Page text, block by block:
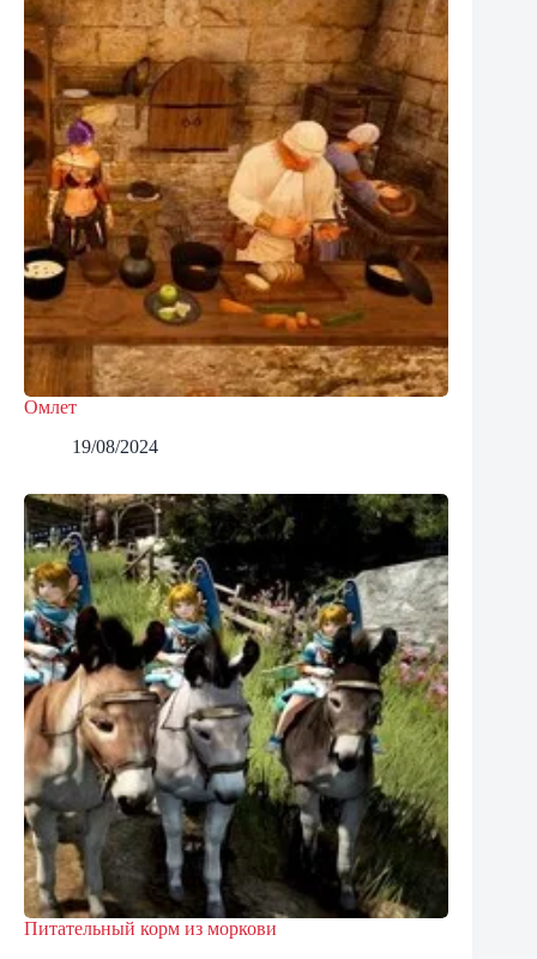
Омлет
19/08/2024
Питательный корм из моркови